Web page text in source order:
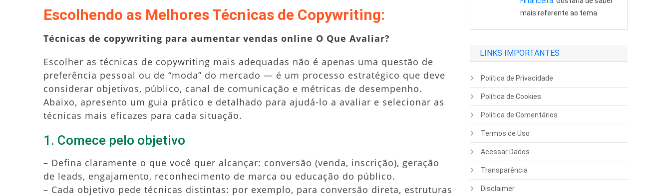
Escolhendo as Melhores Técnicas de Copywriting:
Técnicas de copywriting para aumentar vendas online O Que Avaliar?
Escolher as técnicas de copywriting mais adequadas não é apenas uma questão de
preferência pessoal ou de “moda” do mercado — é um processo estratégico que deve
considerar objetivos, público, canal de comunicação e métricas de desempenho.
Abaixo, apresento um guia prático e detalhado para ajudá-lo a avaliar e selecionar as
técnicas mais eficazes para cada situação.
1. Comece pelo objetivo
– Defina claramente o que você quer alcançar: conversão (venda, inscrição), geração
de leads, engajamento, reconhecimento de marca ou educação do público.
– Cada objetivo pede técnicas distintas: por exemplo, para conversão direta, estruturas
mais referente ao tema.
LINKS IMPORTANTES
Política de Privacidade
Política de Cookies
Política de Comentários
Termos de Uso
Acessar Dados
Transparência
Disclaimer